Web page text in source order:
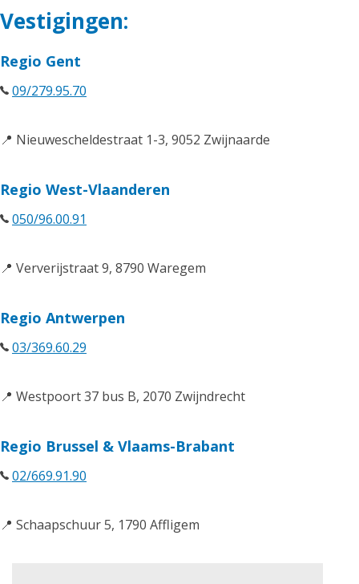
Vestigingen:
Regio Gent
09/279.95.70
📍 Nieuwescheldestraat 1-3, 9052 Zwijnaarde
Regio West-Vlaanderen
050/96.00.91
📍 Ververijstraat 9, 8790 Waregem
Regio Antwerpen
03/369.60.29
📍 Westpoort 37 bus B, 2070 Zwijndrecht
Regio Brussel & Vlaams-Brabant
02/669.91.90
📍 Schaapschuur 5, 1790 Affligem